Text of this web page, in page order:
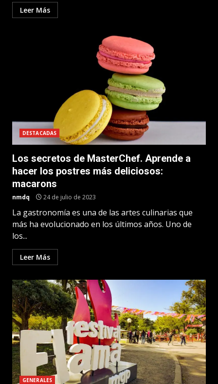
Leer Más
DESTACADAS
Los secretos de MasterChef. Aprende a
hacer los postres más deliciosos:
macarons
nmdq 24 de julio de 2023
La gastronomía es una de las artes culinarias que
más ha evolucionado en los últimos años. Uno de
los...
Leer Más
GENERALES